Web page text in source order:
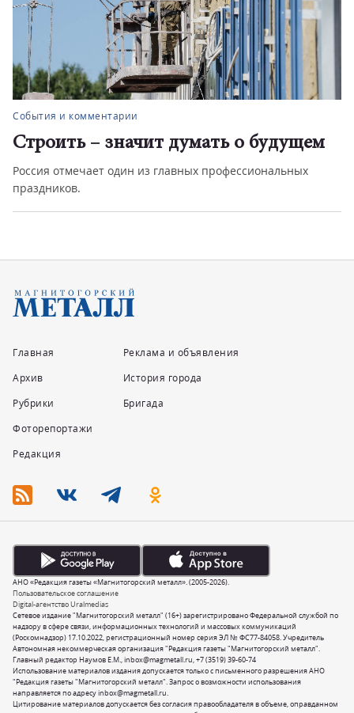
События и комментарии
Строить – значит думать о будущем
Россия отмечает один из главных профессиональных
праздников.
Главная
Архив
Рубрики
Фоторепортажи
Редакция
Реклама и объявления
История города
Бригада
Сетевое издание "Магнитогорский металл" (16+) зарегистрировано Федеральной службой по
надзору в сфере связи, информационных технологий и массовых коммуникаций
(Роскомнадзор) 17.10.2022, регистрационный номер серия ЭЛ № ФС77-84058. Учредитель
Автономная некоммерческая организация "Редакция газеты "Магнитогорский металл".
Главный редактор Наумов Е.М.,inbox@magmetall.ru,+7 (3519) 39-60-74
Использование материалов издания допускается только с письменного разрешения АНО
"Редакция газеты "Магнитогорский металл". Запрос о возможности использования
направляется по адресуinbox@magmetall.ru.
Цитирование материалов допускается без согласия правообладателя в объеме, оправданном
Пользовательское соглашение
Digital-агентство Uralmedias
АНО «Редакция газеты «Магнитогорский металл». (2005-2026).